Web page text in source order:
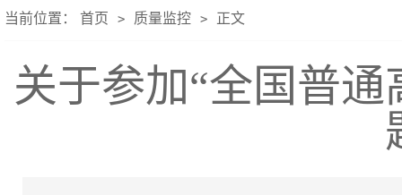
当前位置： 首页 > 质量监控 > 正文
关于参加“全国普